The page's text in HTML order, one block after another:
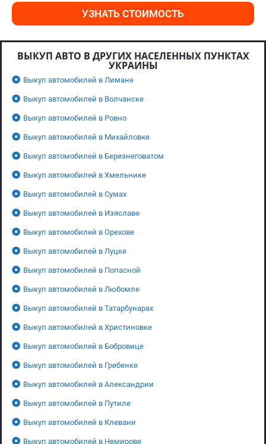
УЗНАТЬ СТОИМОСТЬ
ВЫКУП АВТО В ДРУГИХ НАСЕЛЕННЫХ ПУНКТАХ
УКРАИНЫ
Выкуп автомобилей в Лимане
Выкуп автомобилей в Волчанске
Выкуп автомобилей в Ровно
Выкуп автомобилей в Михайловке
Выкуп автомобилей в Березнеговатом
Выкуп автомобилей в Хмельнике
Выкуп автомобилей в Сумах
Выкуп автомобилей в Изяславе
Выкуп автомобилей в Орехове
Выкуп автомобилей в Луцке
Выкуп автомобилей в Попасной
Выкуп автомобилей в Любомле
Выкуп автомобилей в Татарбунарах
Выкуп автомобилей в Христиновке
Выкуп автомобилей в Бобровице
Выкуп автомобилей в Гребенке
Выкуп автомобилей в Александрии
Выкуп автомобилей в Путиле
Выкуп автомобилей в Клевани
Выкуп автомобилей в Немирове